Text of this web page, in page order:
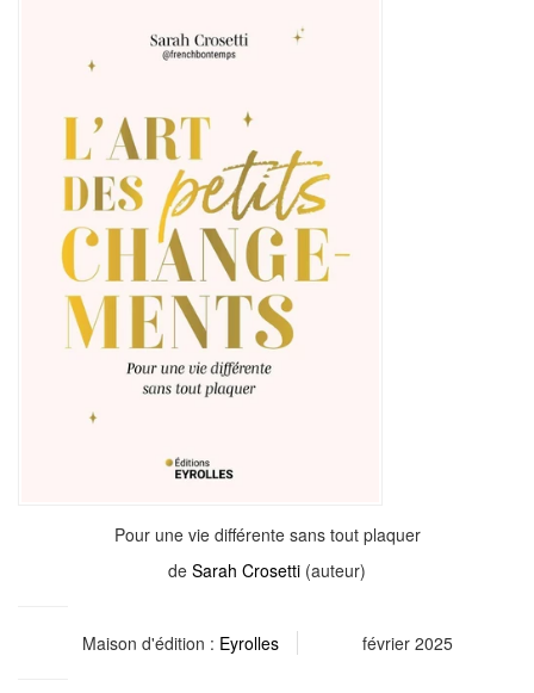
Pour une vie différente sans tout plaquer
de Sarah Crosetti (auteur)
Maison d'édition : Eyrolles février 2025